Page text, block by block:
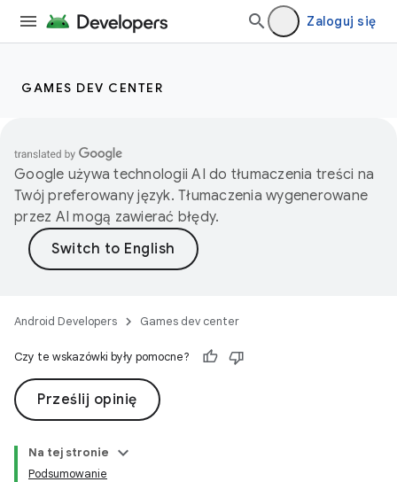
Zaloguj się
GAMES DEV CENTER
Google używa technologii AI do tłumaczenia treści na
Twój preferowany język. Tłumaczenia wygenerowane
przez AI mogą zawierać błędy.
Android Developers Games dev center
Czy te wskazówki były pomocne?
Prześlij opinię
Na tej stronie
Podsumowanie